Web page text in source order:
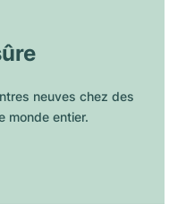
neuves chez des
monde entier.